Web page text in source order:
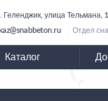
Геленджик, улица Тельмана,
Отдел
Каталог